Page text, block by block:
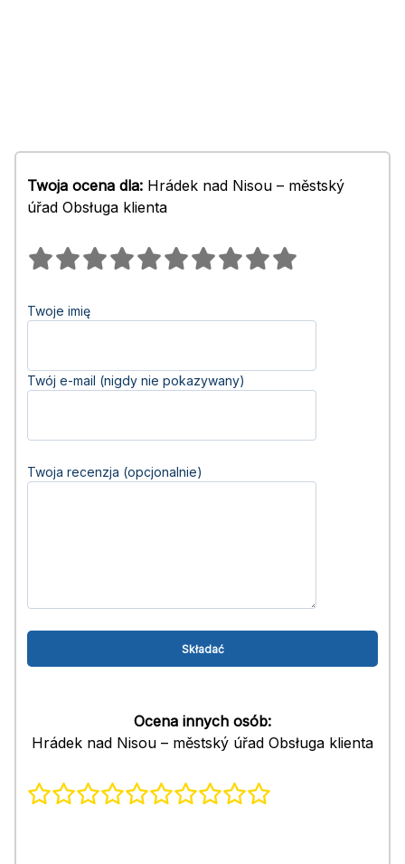
Twoja ocena dla: Hrádek nad Nisou – městský
úřad Obsługa klienta
Twoje imię
Twój e-mail (nigdy nie pokazywany)
Twoja recenzja (opcjonalnie)
Ocena innych osób:
Hrádek nad Nisou – městský úřad Obsługa klienta